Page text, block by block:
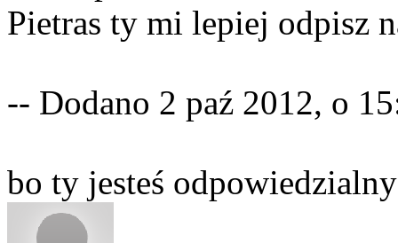
Pietras ty mi lepiej odpisz
-- Dodano 2 paź 2012, o
bo ty jesteś